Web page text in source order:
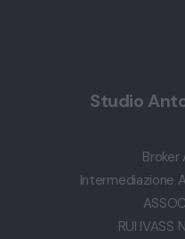
Studio
Intermediazione
RUI